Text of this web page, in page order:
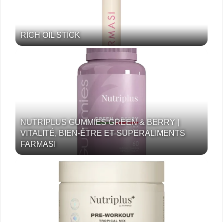
RICH OIL STICK
NUTRIPLUS GUMMIES GREEN & BERRY |
VITALITÉ, BIEN-ÊTRE ET SUPERALIMENTS
FARMASI